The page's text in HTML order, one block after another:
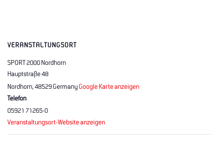
VERANSTALTUNGSORT
SPORT 2000 Nordhorn
Hauptstraße 48
Nordhorn, 48529GermanyGoogle Karte anzeigen
Telefon
05921 71265-0
Veranstaltungsort-Website anzeigen